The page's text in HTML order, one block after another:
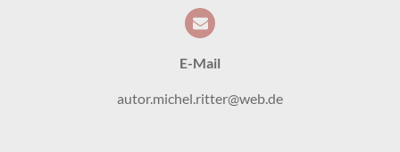
E-Mail
autor.michel.ritter@web.de